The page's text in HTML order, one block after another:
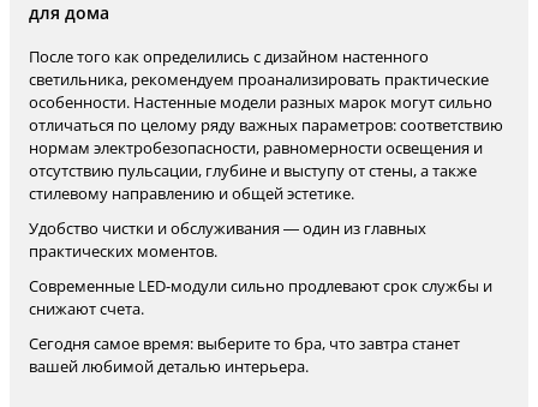
для дома
После того как определились с дизайном настенного
светильника, рекомендуем проанализировать практические
особенности. Настенные модели разных марок могут сильно
отличаться по целому ряду важных параметров: соответствию
нормам электробезопасности, равномерности освещения и
отсутствию пульсации, глубине и выступу от стены, а также
стилевому направлению и общей эстетике.
Удобство чистки и обслуживания — один из главных
практических моментов.
Современные LED-модули сильно продлевают срок службы и
снижают счета.
Сегодня самое время: выберите то бра, что завтра станет
вашей любимой деталью интерьера.